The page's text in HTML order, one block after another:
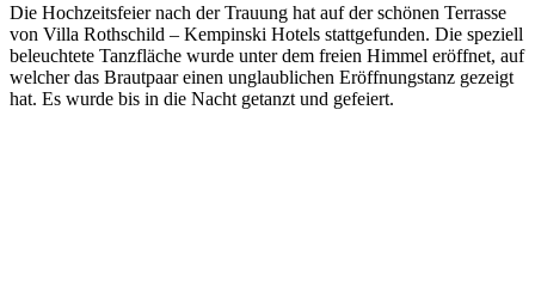
Die Hochzeitsfeier nach der Trauung hat auf der schönen Terrasse
von Villa Rothschild – Kempinski Hotels stattgefunden. Die speziell
beleuchtete Tanzfläche wurde unter dem freien Himmel eröffnet, auf
welcher das Brautpaar einen unglaublichen Eröffnungstanz gezeigt
hat. Es wurde bis in die Nacht getanzt und gefeiert.